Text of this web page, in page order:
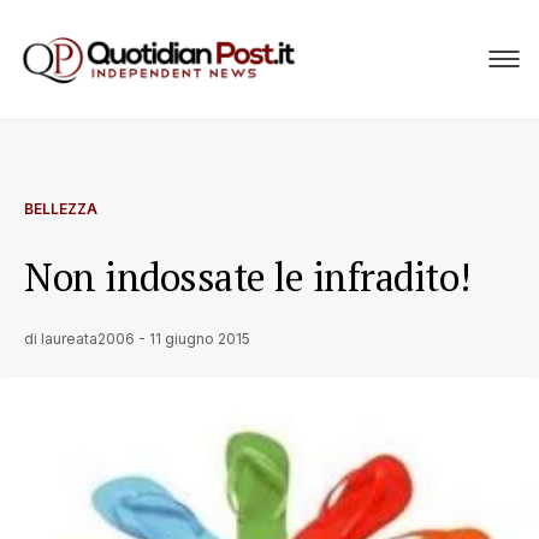
BELLEZZA
Non indossate le infradito!
di laureata2006 - 11 giugno 2015